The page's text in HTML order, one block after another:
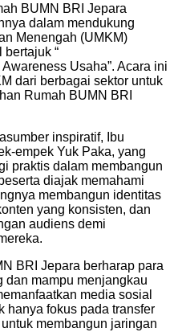
BUMN BRI Jepara
dalam mendukung
Menengah (UMKM)
“
Usaha”. Acara ini
dari berbagai sektor untuk
Rumah BUMN BRI
inspiratif, Ibu
empek Yuk Paka, yang
praktis dalam membangun
diajak memahami
membangun identitas
yang konsisten, dan
audiens demi
BRI Jepara berharap para
dan mampu menjangkau
media sosial
hanya fokus pada transfer
membangun jaringan